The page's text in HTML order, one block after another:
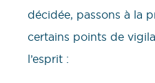
décidée, passons à la
certains points de
l’esprit :